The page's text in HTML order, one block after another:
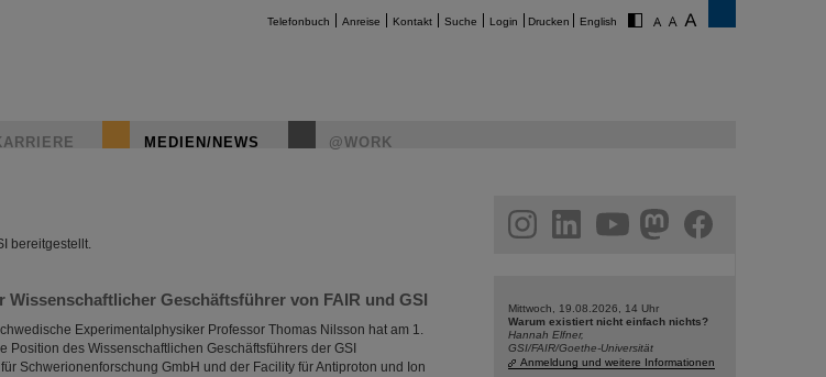
Telefonbuch Anreise Kontakt Suche Login Drucken English
MEDIEN/NEWS @WORK
bereitgestellt.
Geschäftsführer von FAIR und GSI
Experimentalphysiker Professor Thomas Nilsson hat am 1.
Position des Wissenschaftlichen Geschäftsführers der GSI
Schwerionenforschung GmbH und der Facility für Antiproton und Ion
facebook
Mittwoch, 19.08.2026, 14 Uhr
Warum existiert nicht einfach nichts?
Hannah Elfner,
GSI/FAIR/Goethe-Universität
Anmeldung und weitere Informationen